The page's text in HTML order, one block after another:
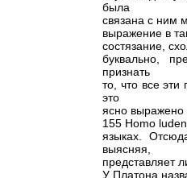
была
связана с ним
выражение в
состязание,
буквально,
признать
то, что все
это
ясно выражено
155 Homo
языках.
выясняя,
представляет
У Платона